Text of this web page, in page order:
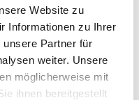
Website zu
Informationen zu Ihrer
unsere Partner für
weiter. Unsere
möglicherweise mit
ihnen bereitgestellt
auch